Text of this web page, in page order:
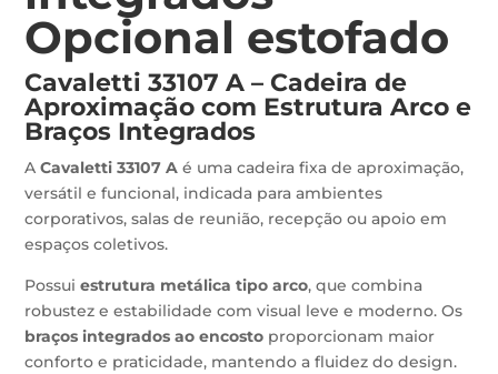
Opcional estofado
Cavaletti 33107 A – Cadeira de
Aproximação com Estrutura Arco e
Braços Integrados
ACavaletti 33107 A é uma cadeira fixa de aproximação,
versátil e funcional, indicada para ambientes
corporativos, salas de reunião, recepção ou apoio em
espaços coletivos.
Possuiestrutura metálica tipo arco, que combina
robustez e estabilidade com visual leve e moderno. Os
braços integrados ao encosto proporcionam maior
conforto e praticidade, mantendo a fluidez do design.